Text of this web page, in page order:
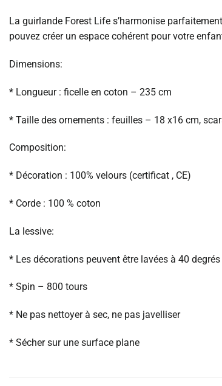
La guirlande Forest Life s’harmonise
pouvez créer un espace cohérent pour votre
Dimensions:
* Longueur : ficelle en coton – 235 cm
* Taille des ornements : feuilles – 18 x16 cm,
Composition:
* Décoration : 100% velours (certificat , CE)
* Corde : 100 % coton
La lessive:
* Les décorations peuvent être lavées à 40 degrés
* Spin – 800 tours
* Ne pas nettoyer à sec, ne pas javelliser
* Sécher sur une surface plane